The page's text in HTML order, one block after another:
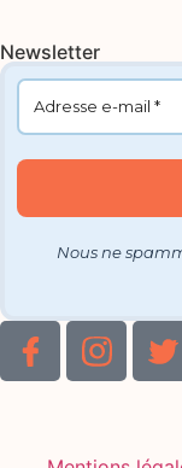
Newsletter
Nous ne